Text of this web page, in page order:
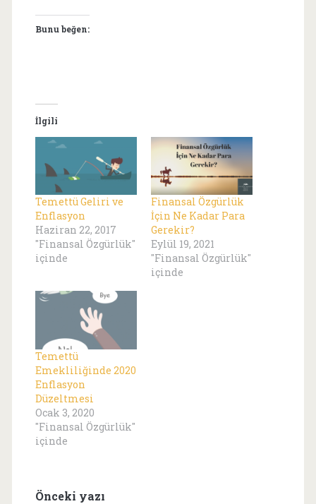
Bunu beğen:
İlgili
Temettü Geliri ve
Enflasyon
Haziran 22, 2017
"Finansal Özgürlük"
içinde
Finansal Özgürlük
İçin Ne Kadar Para
Gerekir?
Eylül 19, 2021
"Finansal Özgürlük"
içinde
Temettü
Emekliliğinde 2020
Enflasyon
Düzeltmesi
Ocak 3, 2020
"Finansal Özgürlük"
içinde
Önceki yazı